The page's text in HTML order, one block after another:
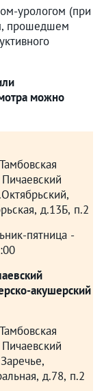
урологом (при
прошедшем
можно
д.13Б, п.2
пятница -
акушерский
д.78, п.2